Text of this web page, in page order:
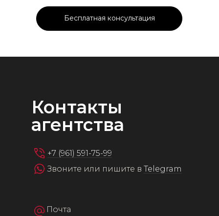
Бесплатная консультация
Контакты
агентства
+7 (961) 591-75-99
Звоните или пишите в Telegram
Почта